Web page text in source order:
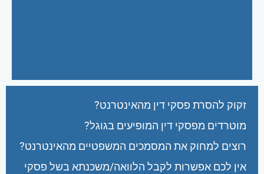
זקוק להסרת פסקי דין מהאינטרנט?
מוטרדים מפסקי דין המופיעים בגוגל?
רוצים למחוק את המסמכים המשפטיים מהאינטרנט?
אין לכם אפשרות לקבל הלוואה/משכנתא בשל פסקי